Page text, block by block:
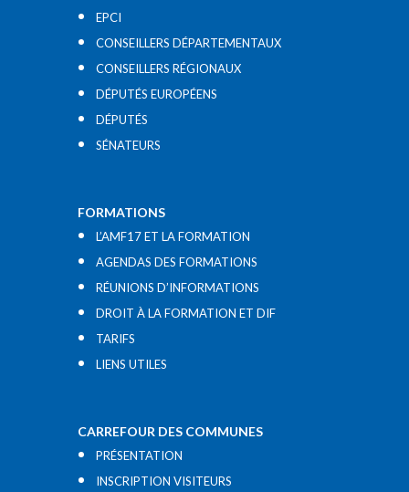
EPCI
CONSEILLERS DÉPARTEMENTAUX
CONSEILLERS RÉGIONAUX
DÉPUTÉS EUROPÉENS
DÉPUTÉS
SÉNATEURS
FORMATIONS
L’AMF17 ET LA FORMATION
AGENDAS DES FORMATIONS
RÉUNIONS D’INFORMATIONS
DROIT À LA FORMATION ET DIF
TARIFS
LIENS UTILES​
CARREFOUR DES COMMUNES
PRÉSENTATION
INSCRIPTION VISITEURS